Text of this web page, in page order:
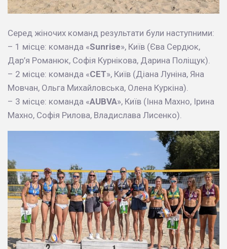
Серед жіночих команд результати були наступними:
– 1 місце: команда «Sunrise», Київ (Єва Сердюк,
Дар’я Романюк, Софія Курнікова, Дарина Поліщук).
– 2 місце: команда «СЕТ», Київ (Діана Луніна, Яна
Мовчан, Ольга Михайловська, Олена Куркіна).
– 3 місце: команда «AUBVA», Київ (Інна Махно, Ірина
Махно, Софія Рилова, Владислава Лисенко).